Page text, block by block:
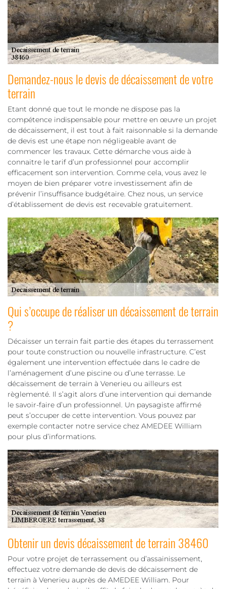
Demandez-nous le devis de décaissement de votre
terrain
Etant donné que tout le monde ne dispose pas la
compétence indispensable pour mettre en œuvre un projet
de décaissement, il est tout à fait raisonnable si la demande
de devis est une étape non négligeable avant de
commencer les travaux. Cette démarche vous aide à
connaitre le tarif d’un professionnel pour accomplir
efficacement son intervention. Comme cela, vous avez le
moyen de bien préparer votre investissement afin de
prévenir l’insuffisance budgétaire. Chez nous, un service
d’établissement de devis est recevable gratuitement.
Qui s’occupe de réaliser un décaissement de terrain
?
Décaisser un terrain fait partie des étapes du terrassement
pour toute construction ou nouvelle infrastructure. C’est
également une intervention effectuée dans le cadre de
l’aménagement d’une piscine ou d’une terrasse. Le
décaissement de terrain à Venerieu ou ailleurs est
règlementé. Il s’agit alors d’une intervention qui demande
le savoir-faire d’un professionnel. Un paysagiste affirmé
peut s’occuper de cette intervention. Vous pouvez par
exemple contacter notre service chez AMEDEE William
pour plus d’informations.
Obtenir un devis décaissement de terrain 38460
Pour votre projet de terrassement ou d’assainissement,
effectuez votre demande de devis de décaissement de
terrain à Venerieu auprès de AMEDEE William. Pour